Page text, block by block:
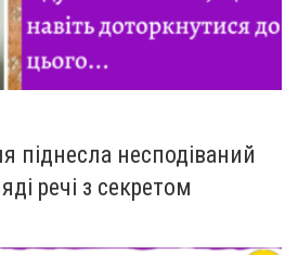
піднесла несподіваний
речі з секретом